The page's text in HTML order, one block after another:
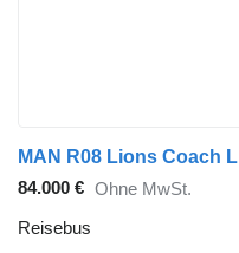
MAN R08 Lions Coach L
84.000 € Ohne MwSt.
Reisebus